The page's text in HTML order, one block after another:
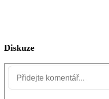
Diskuze